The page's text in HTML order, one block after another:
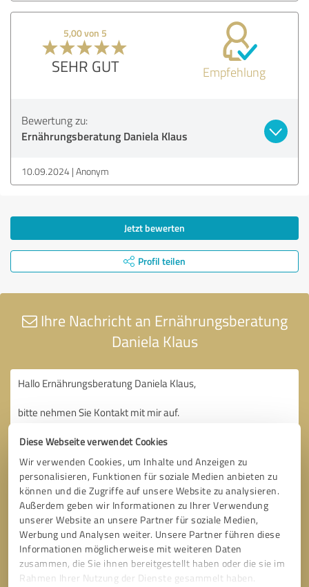
Diese Webseite verwendet Cookies
Wir verwenden Cookies, um Inhalte und Anzeigen zu
personalisieren, Funktionen für soziale Medien anbieten zu
können und die Zugriffe auf unsere Website zu analysieren.
Außerdem geben wir Informationen zu Ihrer Verwendung
unserer Website an unsere Partner für soziale Medien,
Werbung und Analysen weiter. Unsere Partner führen diese
Informationen möglicherweise mit weiteren Daten
zusammen, die Sie ihnen bereitgestellt haben oder die sie im
Rahmen Ihrer Nutzung der Dienste gesammelt haben.
5,00 von 5
SEHR GUT Empfehlung
Bewertung zu:
Ernährungsberatung Daniela Klaus
10.09.2024 Anonym
Jetzt bewerten
Profil teilen
Ihre Nachricht an Ernährungsberatung
Daniela Klaus